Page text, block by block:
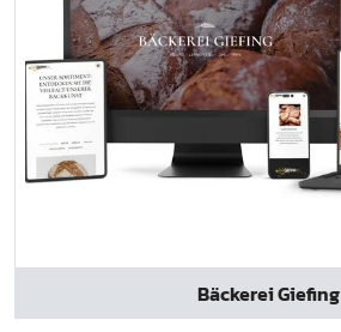
Bäckerei Giefing